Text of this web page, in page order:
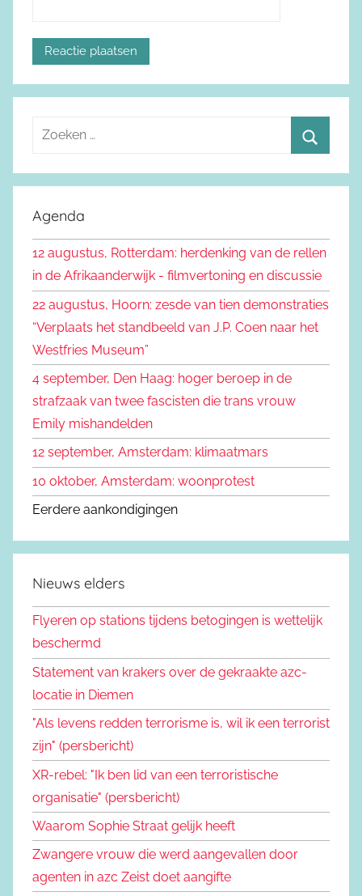
e
e
n
a
:
o
e
n
Agenda
12 augustus, Rotterdam: herdenking van de rellen
in de Afrikaanderwijk - filmvertoning en discussie
22 augustus, Hoorn: zesde van tien demonstraties
“Verplaats het standbeeld van J.P. Coen naar het
Westfries Museum”
4 september, Den Haag: hoger beroep in de
strafzaak van twee fascisten die trans vrouw
Emily mishandelden
12 september, Amsterdam: klimaatmars
10 oktober, Amsterdam: woonprotest
Eerdere aankondigingen
Nieuws elders
Flyeren op stations tijdens betogingen is wettelijk
beschermd
Statement van krakers over de gekraakte azc-
locatie in Diemen
"Als levens redden terrorisme is, wil ik een terrorist
zijn" (persbericht)
XR-rebel: "Ik ben lid van een terroristische
organisatie" (persbericht)
Waarom Sophie Straat gelijk heeft
Zwangere vrouw die werd aangevallen door
agenten in azc Zeist doet aangifte